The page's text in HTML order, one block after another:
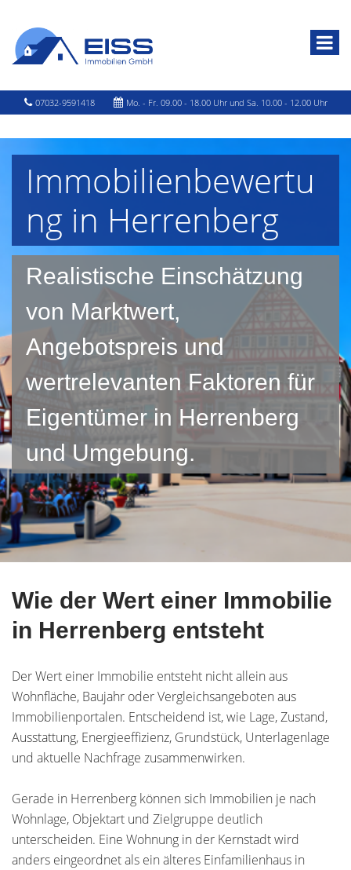
07032-9591418 Mo. - Fr. 09.00 - 18.00 Uhr und Sa. 10.00 - 12.00 Uhr
Immobilienbewertu
ng in Herrenberg
Realistische Einschätzung
von Marktwert,
Angebotspreis und
wertrelevanten Faktoren für
Eigentümer in Herrenberg
und Umgebung.
Wie der Wert einer Immobilie
in Herrenberg entsteht
Der Wert einer Immobilie entsteht nicht allein aus
Wohnfläche, Baujahr oder Vergleichsangeboten aus
Immobilienportalen. Entscheidend ist, wie Lage, Zustand,
Ausstattung, Energieeffizienz, Grundstück, Unterlagenlage
und aktuelle Nachfrage zusammenwirken.
Gerade in Herrenberg können sich Immobilien je nach
Wohnlage, Objektart und Zielgruppe deutlich
unterscheiden. Eine Wohnung in der Kernstadt wird
anders eingeordnet als ein älteres Einfamilienhaus in